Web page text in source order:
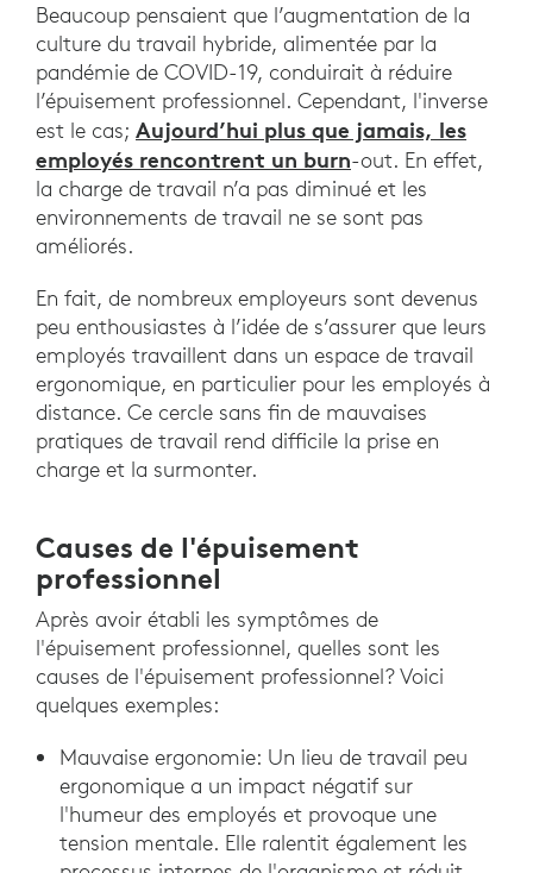
Beaucoup pensaient que l’augmentation de la
culture du travail hybride, alimentée par la
pandémie de COVID-19, conduirait à réduire
l’épuisement professionnel. Cependant, l'inverse
est le cas; Aujourd’hui plus que jamais, les
employés rencontrent un burn-out. En effet,
la charge de travail n’a pas diminué et les
environnements de travail ne se sont pas
améliorés.
En fait, de nombreux employeurs sont devenus
peu enthousiastes à l’idée de s’assurer que leurs
employés travaillent dans un espace de travail
ergonomique, en particulier pour les employés à
distance. Ce cercle sans fin de mauvaises
pratiques de travail rend difficile la prise en
charge et la surmonter.
Causes de l'épuisement
professionnel
Après avoir établi les symptômes de
l'épuisement professionnel, quelles sont les
causes de l'épuisement professionnel? Voici
quelques exemples:
Mauvaise ergonomie: Un lieu de travail peu
ergonomique a un impact négatif sur
l'humeur des employés et provoque une
tension mentale. Elle ralentit également les